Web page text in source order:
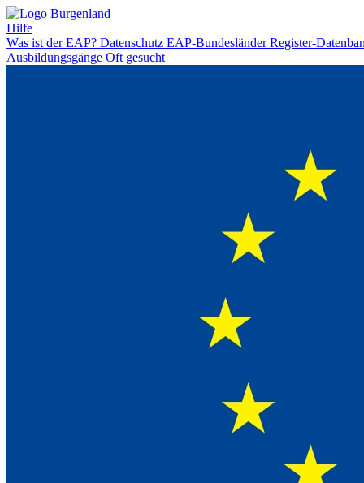
Hilfe
Was ist der EAP? Datenschutz EAP-BundesländerRegister-
Ausbildungsgänge Oft gesucht